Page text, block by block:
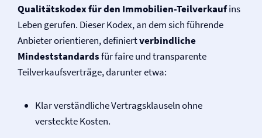
Qualitätskodex für den Immobilien-Teilverkaufins
Leben gerufen. Dieser Kodex, an dem sich führende
Anbieter orientieren, definiertverbindliche
Mindeststandardsfür faire und transparente
Teilverkaufsverträge, darunter etwa:
Klar verständliche Vertragsklauseln ohne
versteckte Kosten.